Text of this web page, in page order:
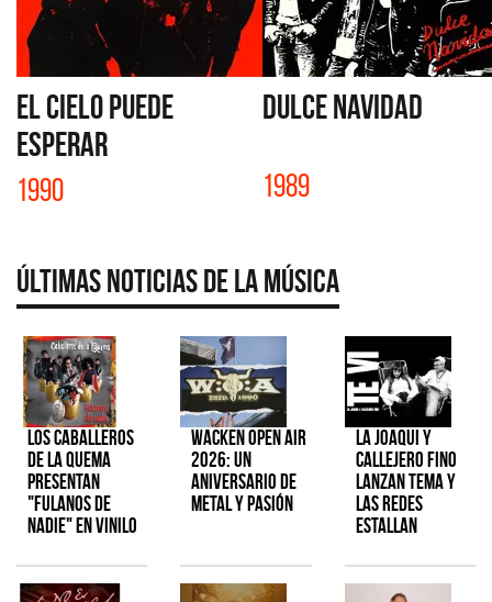
EL CIELO PUEDE
ESPERAR
1990
DULCE NAVIDAD
1989
Últimas Noticias de la Música
Los Caballeros
de la Quema
presentan
"Fulanos de
Nadie" en vinilo
Wacken Open Air
2026: Un
aniversario de
metal y pasión
La Joaqui y
Callejero Fino
lanzan tema y
las redes
estallan